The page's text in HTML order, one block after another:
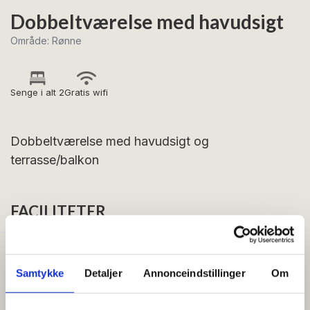
Samtykke Detaljer Annonceindstillinger Om
Dobbeltværelse med havudsigt
Område: Rønne
Senge i alt 2Gratis wifi
Dobbeltværelse med havudsigt og
terrasse/balkon
FACILITETER
Generelt
Senge i alt:
2